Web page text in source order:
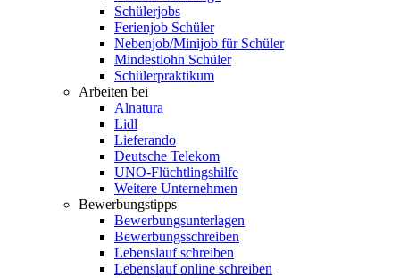
Schülerjobs
Ferienjob Schüler
Nebenjob/Minijob für Schüler
Mindestlohn Schüler
Schülerpraktikum
Arbeiten bei
Alnatura
Lidl
Lieferando
Deutsche Telekom
UNO-Flüchtlingshilfe
Weitere Unternehmen
Bewerbungstipps
Bewerbungsunterlagen
Bewerbungsschreiben
Lebenslauf schreiben
Lebenslauf online schreiben